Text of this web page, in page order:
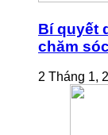
Bí quyết
chăm
2 Tháng 1,